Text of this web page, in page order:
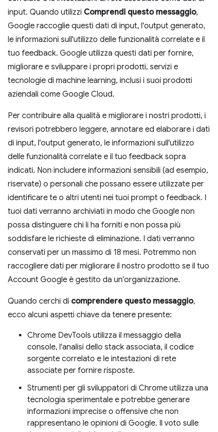
input. Quando utilizzi Comprendi questo messaggio,
Google raccoglie questi dati di input, l'output generato,
le informazioni sull'utilizzo delle funzionalità correlate e il
tuo feedback. Google utilizza questi dati per fornire,
migliorare e sviluppare i propri prodotti, servizi e
tecnologie di machine learning, inclusi i suoi prodotti
aziendali come Google Cloud.
Per contribuire alla qualità e migliorare i nostri prodotti, i
revisori potrebbero leggere, annotare ed elaborare i dati
di input, l'output generato, le informazioni sull'utilizzo
delle funzionalità correlate e il tuo feedback sopra
indicati. Non includere informazioni sensibili (ad esempio,
riservate) o personali che possano essere utilizzate per
identificare te o altri utenti nei tuoi prompt o feedback. I
tuoi dati verranno archiviati in modo che Google non
possa distinguere chi li ha forniti e non possa più
soddisfare le richieste di eliminazione. I dati verranno
conservati per un massimo di 18 mesi. Potremmo non
raccogliere dati per migliorare il nostro prodotto se il tuo
Account Google è gestito da un'organizzazione.
Quando cerchi di comprendere questo messaggio,
ecco alcuni aspetti chiave da tenere presente:
Chrome DevTools utilizza il messaggio della
console, l'analisi dello stack associata, il codice
sorgente correlato e le intestazioni di rete
associate per fornire risposte.
Strumenti per gli sviluppatori di Chrome utilizza una
tecnologia sperimentale e potrebbe generare
informazioni imprecise o offensive che non
rappresentano le opinioni di Google. Il voto sulle